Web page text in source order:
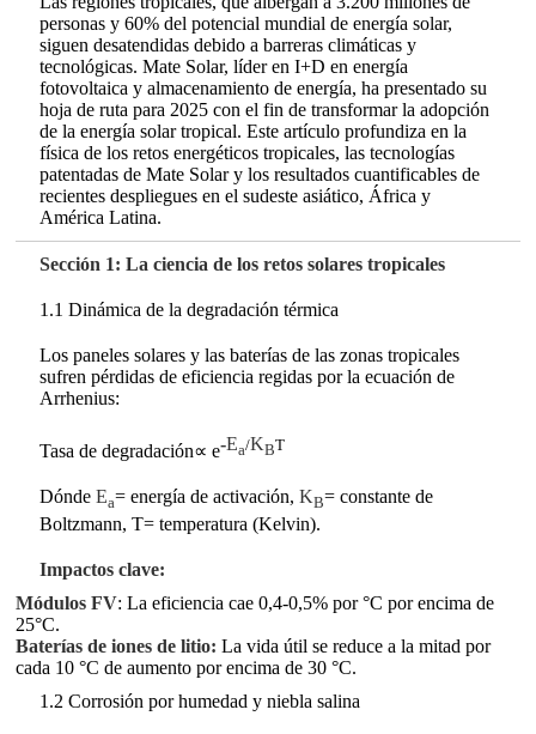
personas y 60% del potencial mundial de energía solar,
siguen desatendidas debido a barreras climáticas y
tecnológicas. Mate Solar, líder en I+D en energía
fotovoltaica y almacenamiento de energía, ha presentado su
hoja de ruta para 2025 con el fin de transformar la adopción
de la energía solar tropical. Este artículo profundiza en la
física de los retos energéticos tropicales, las tecnologías
patentadas de Mate Solar y los resultados cuantificables de
recientes despliegues en el sudeste asiático, África y
América Latina.
Sección 1: La ciencia de los retos solares tropicales
1.1 Dinámica de la degradación térmica
Los paneles solares y las baterías de las zonas tropicales
sufren pérdidas de eficiencia regidas por la ecuación de
Arrhenius:
Tasa de degradación∝ e-Ea/KBT
DóndeEa= energía de activación,KB= constante de
Boltzmann, T= temperatura (Kelvin).
Impactos clave:
Módulos FV: La eficiencia cae 0,4-0,5% por °C por encima de
25°C.
Baterías de iones de litio: La vida útil se reduce a la mitad por
cada 10 °C de aumento por encima de 30 °C.
1.2 Corrosión por humedad y niebla salina